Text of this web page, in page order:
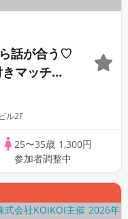
話が合う♡
マッチン
ル2F
25〜35歳 1,300円
参加者調整中